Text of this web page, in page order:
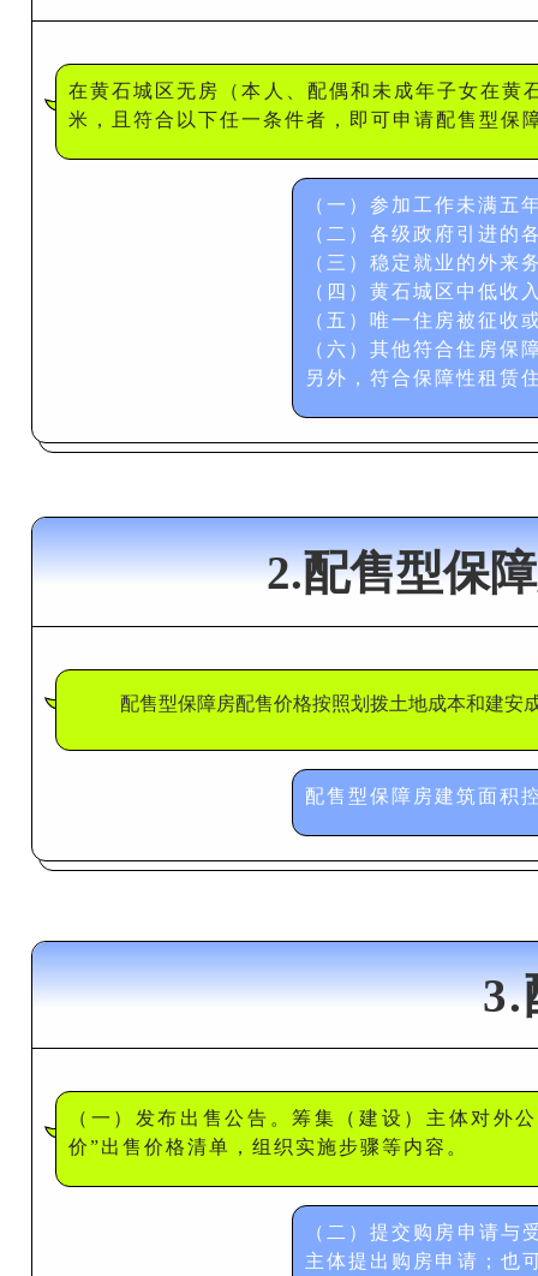
在黄石城区无房（本人、配偶和未成年子女在
米，且符合以下任一条件者，即可申请配售型保
（一）参加工作未满五
（二）各级政府引进的
（三）稳定就业的外来
（四）黄石城区中低收
（五）唯一住房被征收
（六）其他符合住房保
另外，符合保障性租赁
2.配售型保
配售型保障房配售价格按照划拨土地成本和建安
配售型保障房建筑面积
3.
（一）发布出售公告。筹集（建设）主体对外
价”出售价格清单，组织实施步骤等内容。
（二）提交购房申请
主体提出购房申请；也